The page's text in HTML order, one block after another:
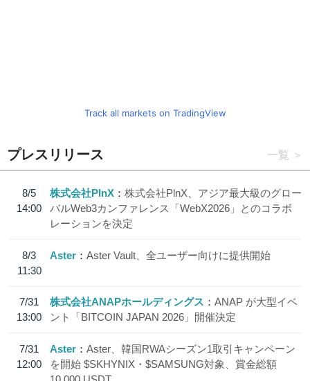
Track all markets on TradingView
プレスリリース 一覧
8/5
14:00
株式会社PlnX
株式会社PlnX、アジア最大級のグロー
バルWeb3カンファレンス「WebX2026」とのコラボ
レーションを決定
8/3
11:30
Aster Aster Vault、全ユーザー向けに提供開始
7/31
13:00
株式会社ANAPホールディングス
ANAP が大型イベ
ント「BITCOIN JAPAN 2026」開催決定
7/31
12:00
Aster
Aster、韓国RWAシーズン1取引キャンペーン
を開始 $SKHYNIX・$SAMSUNG対象、賞金総額